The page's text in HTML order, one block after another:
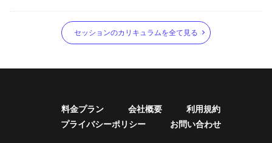
セッションのカリキュラムを全て見る
料金プラン 会社概要
利用規約
プライバシーポリシー
お問い合わせ